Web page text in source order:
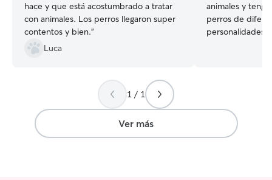
hace y que está acostumbrado a tratar
con animales. Los perros llegaron super
contentos y bien.”
Luca
animales y
perros de
personalidades.
Soy
bienestar. Tengo bastante disponibilidad
y puedo
1 / 1
Ver más